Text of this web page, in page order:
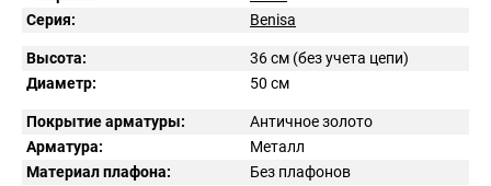
Серия:
Benisa
Высота:
36 см (без учета цепи)
Диаметр:
50 см
Покрытие арматуры:
Античное золото
Арматура:
Металл
Материал плафона:
Без плафонов